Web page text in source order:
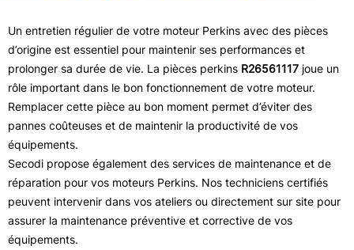
Un entretien régulier de votre moteur Perkins avec des pièces
d’origine est essentiel pour maintenir ses performances et
prolonger sa durée de vie. La pièces perkins R26561117 joue un
rôle important dans le bon fonctionnement de votre moteur.
Remplacer cette pièce au bon moment permet d’éviter des
pannes coûteuses et de maintenir la productivité de vos
équipements.
Secodi propose également des services de maintenance et de
réparation pour vos moteurs Perkins. Nos techniciens certifiés
peuvent intervenir dans vos ateliers ou directement sur site pour
assurer la maintenance préventive et corrective de vos
équipements.